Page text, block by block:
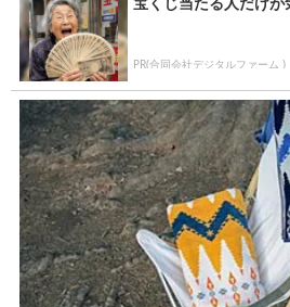
PR(合同会社デジタルファーム )